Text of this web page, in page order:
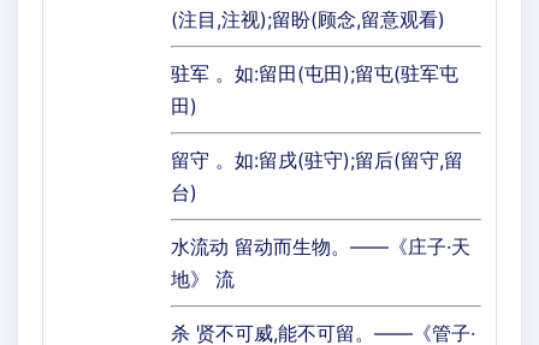
(注目,注视);留盼(顾念,留意观看)
驻军 。如:留田(屯田);留屯(驻军屯
田)
留守 。如:留戌(驻守);留后(留守,留
台)
水流动 留动而生物。——《庄子·天
地》 流
杀 贤不可威,能不可留。——《管子·